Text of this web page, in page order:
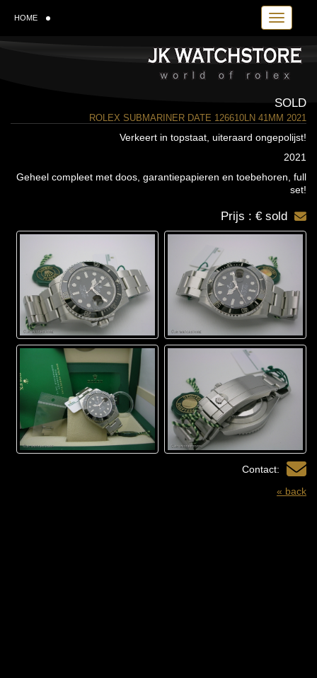
Toggle
HOME
SOLD
ROLEX SUBMARINER DATE 126610LN 41MM 2021
Verkeert in topstaat, uiteraard ongepolijst!
2021
Geheel compleet met doos, garantiepapieren en toebehoren, full
set!
Prijs : € sold
Contact:
« back